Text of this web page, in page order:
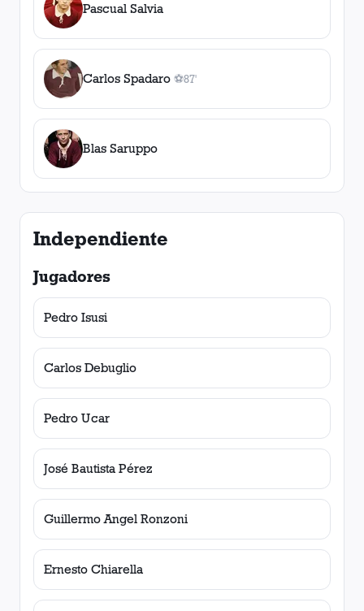
Pascual Salvia
Carlos Spadaro ⚽
1gol
87'
Blas Saruppo
Independiente
Jugadores
Pedro Isusi
Carlos Debuglio
Pedro Ucar
José Bautista Pérez
Guillermo Angel Ronzoni
Ernesto Chiarella